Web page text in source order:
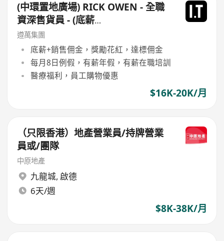
(中環置地廣場) RICK OWEN - 全職
資深售貨員 - (底薪
$16,500-$17,500+佣+勤工$500)
+每月8日例假
遵萬集團
底薪+銷售佣金，獎勵花紅，達標佣金
每月8日例假，有薪年假，有薪在職培訓
醫療福利，員工購物優惠
$16K-20K/月
（只限香港）地產營業員/持牌營業
員或/團隊
中原地產
九龍城, 啟德
6天/週
$8K-38K/月